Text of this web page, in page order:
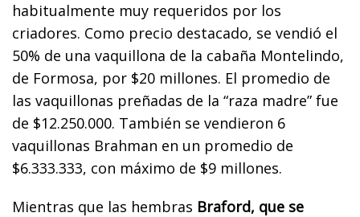
habitualmente muy requeridos por los
criadores. Como precio destacado, se vendió el
50% de una vaquillona de la cabaña Montelindo,
de Formosa, por $20 millones. El promedio de
las vaquillonas preñadas de la “raza madre” fue
de $12.250.000. También se vendieron 6
vaquillonas Brahman en un promedio de
$6.333.333, con máximo de $9 millones.
Mientras que las hembras Braford, que se